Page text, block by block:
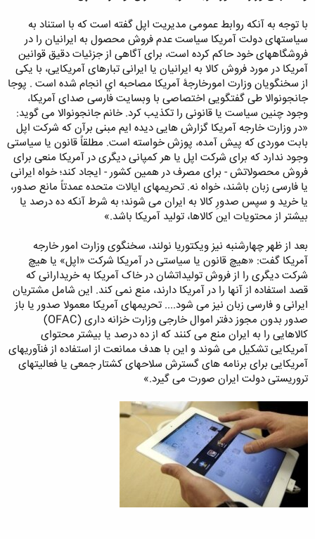
با توجه به آنکه روابط عمومی مدیریت اپل گفته است که با استناد به
سیاستهای دولت آمریکا سیاست عدم فروش محصول به ایرانیان را در
فروشگاههای خود حاکم کرده است، برای آگاهی از جزئیات دقیق قوانین
آمریکا در مورد فروش کالا به ایرانیان یا ایرانی تبارهای آمریکایی، با یکی
از سخنگویان وزارت امورخارجۀ آمریکا مصاحبه اي انجام شده است . پوجا
جانجونوالا طی گفتگویی اختصاصی با وبسایت فارسی صدای آمریکا،
وجود چنین سیاست یا قانونی را تکذیب کرد. خانم جانجونوالا می گوید:‌
«در وزارت خارجه آمریکا گزارش هایی دیده ایم مبنی برآن که شرکت اپل
بابت موردی که پیش آمده، پوزش خواسته است. مطلقاً قانون یا سیاستی
وجود ندارد که برای شرکت اپل یا هر کمپانی دیگری در آمریکا منعی برای
فروش محصولاتش - برای مصرف در همین کشور - ایجاد کند؛ خواه ایرانی
یا فارسی زبان باشند، خواه نه. تحریمهای ایالات متحده عمدتاً مانع صدور،
یا خرید و سپس صدورِ کالا به ایران می شوند؛ به شرط آنکه ده درصد یا
بیشتر از محتویات این کالاها، تولید آمریکا باشد.»
بعد از ظهر چهارشنبه نیز ویکتوریا نولند، سخنگوی وزارت امور خارجه
آمریکا گفت: «هیچ قانون یا سیاستی در آمریکا شرکت «اپل» یا هیچ
شرکت دیگری را از فروش تولیداتشان در خاک آمریکا به خریدارانی که
قصد استفاده از آنها را در آمریکا دارند، منع نمی کند. این شامل مشتریان
ایرانی و فارسی زبان نیز می شود.... تحریمهای آمریکا معمولا صدور یا باز
صدور بدون مجوز دفتر اموال خارجی وزارت خزانه داری (OFAC)
کالاهایی را به ایران منع می کنند که از ده درصد یا بیشتر محتوای
آمریکایی تشکیل می شوند و این با هدف ممانعت از استفاده از فنآوریهای
آمریکایی برای برنامه های گسترش سلاحهای کشتار جمعی یا فعالیتهای
تروریستی دولت ایران صورت می گیرد.»